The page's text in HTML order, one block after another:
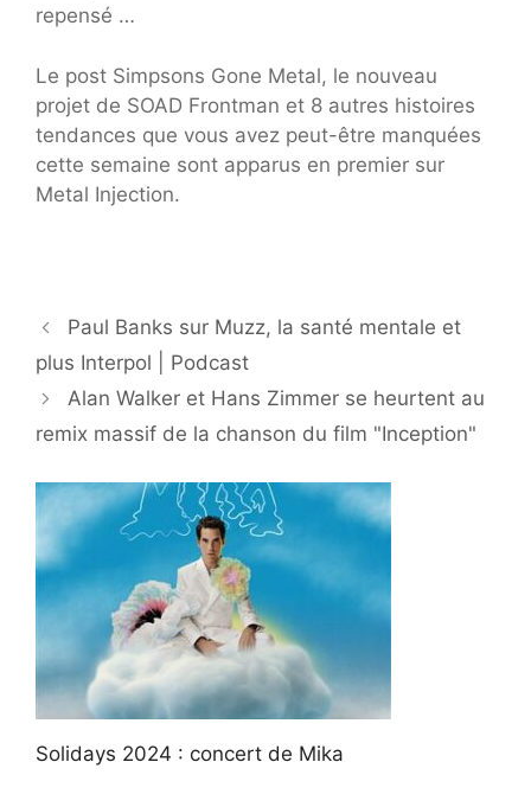
repensé …
Le post Simpsons Gone Metal, le nouveau
projet de SOAD Frontman et 8 autres histoires
tendances que vous avez peut-être manquées
cette semaine sont apparus en premier sur
Metal Injection.
Paul Banks sur Muzz, la santé mentale et
plus Interpol | Podcast
Alan Walker et Hans Zimmer se heurtent au
remix massif de la chanson du film "Inception"
Solidays 2024 : concert de Mika